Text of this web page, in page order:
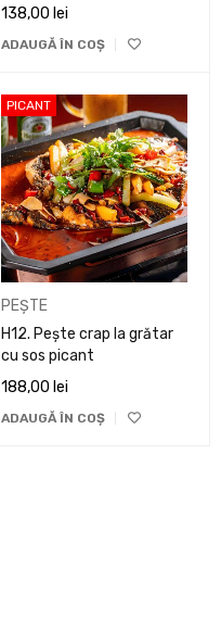
138,00 lei
ADAUGĂ ÎN COȘ
PICANT
PEȘTE
H12. Pește crap la grătar
cu sos picant
188,00 lei
ADAUGĂ ÎN COȘ